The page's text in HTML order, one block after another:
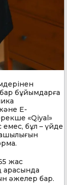
бұйымдарға
E-
«Qiyal»
емес, бұл – үйде
жас
арасында
әжелер бар.